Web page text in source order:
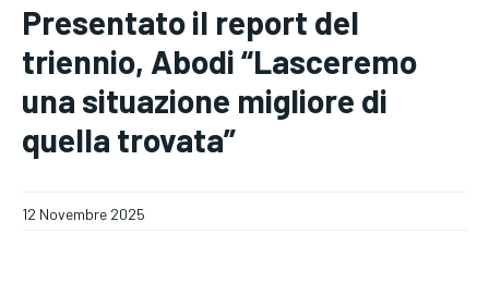
DIRETTE RADIO
DIRETTE RADIO
DIRETTE RADIO
Presentato il report del
triennio, Abodi “Lasceremo
una situazione migliore di
quella trovata”
12 Novembre 2025